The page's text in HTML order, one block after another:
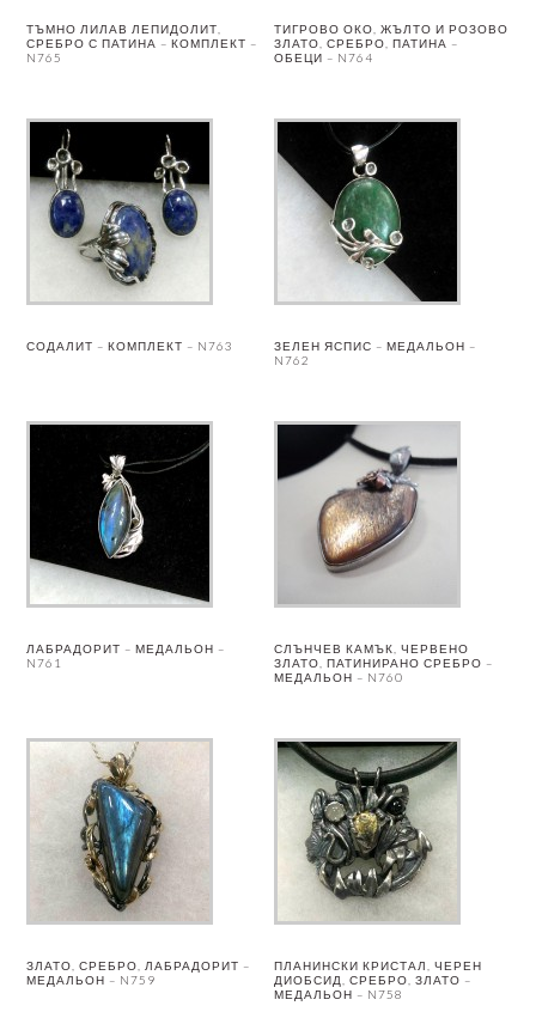
ТЪМНО ЛИЛАВ ЛЕПИДОЛИТ,
СРЕБРО С ПАТИНА – КОМПЛЕКТ –
N765
ТИГРОВО ОКО, ЖЪЛТО И РОЗОВО
ЗЛАТО, СРЕБРО, ПАТИНА –
ОБЕЦИ – N764
СОДАЛИТ – КОМПЛЕКТ – N763
ЗЕЛЕН ЯСПИС – МЕДАЛЬОН –
N762
ЛАБРАДОРИТ – МЕДАЛЬОН –
N761
СЛЪНЧЕВ КАМЪК, ЧЕРВЕНО
ЗЛАТО, ПАТИНИРАНО СРЕБРО –
МЕДАЛЬОН – N760
ЗЛАТО, СРЕБРО, ЛАБРАДОРИТ –
МЕДАЛЬОН – N759
ПЛАНИНСКИ КРИСТАЛ, ЧЕРЕН
ДИОБСИД, СРЕБРО, ЗЛАТО –
МЕДАЛЬОН – N758